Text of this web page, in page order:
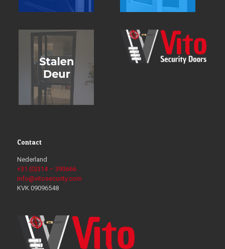
Contact
Nederland
+31 (0)314 – 393666
info@vitosecurity.com
KVK 09096548